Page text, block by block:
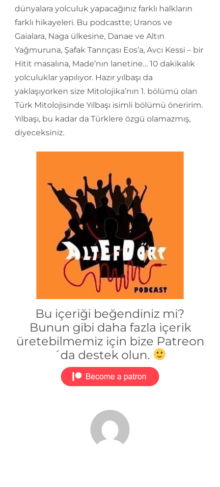
dünyalara yolculuk yapacağınız farklı halkların
farklı hikayeleri. Bu podcastte; Uranos ve
Gaialara, Naga ülkesine, Danae ve Altın
Yağmuruna, Şafak Tanrıçası Eos’a, Avcı Kessi – bir
Hitit masalına, Made’nın lanetine… 10 dakikalık
yolculuklar yapılıyor. Hazır yılbaşı da
yaklaşıyorken size Mitolojika’nın 1. bölümü olan
Türk Mitolojisinde Yılbaşı isimli bölümü öneririm.
Yılbaşı, bu kadar da Türklere özgü olamazmış,
diyeceksiniz.
Bu içeriği beğendiniz mi?
Bunun gibi daha fazla içerik
üretebilmemiz için bize Patreon
´da destek olun.